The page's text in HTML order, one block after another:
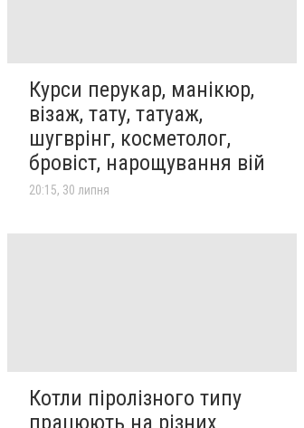
Курси перукар, манікюр,
візаж, тату, татуаж,
шугврінг, косметолог,
бровіст, нарощування вій
20:15, 30 липня
Котли піролізного типу
працюють на різних